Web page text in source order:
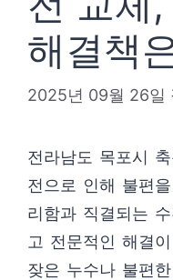
해결책
2025년 09월 26일
전라남도 목포시
전으로 인해 불편
리함과 직결되는
고 전문적인 해결
잦은 누수나 불편